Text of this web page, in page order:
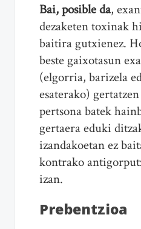
Bai, posible da,
dezaketen toxinak
baitira gutxienez.
beste gaixotasun
(elgorria, barizela
esaterako)
pertsona batek
gertaera eduki
izandakoetan ez
kontrako
izan.
Prebentzioa